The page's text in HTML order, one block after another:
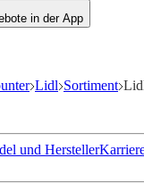
in der App
Lidl Sortiment
und Hersteller